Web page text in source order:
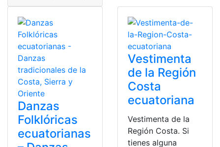
Danzas
Folklóricas
ecuatorianas
Vestimenta
de la Región
Costa
ecuatoriana
Vestimenta de la
Región Costa. Si
tienes alguna